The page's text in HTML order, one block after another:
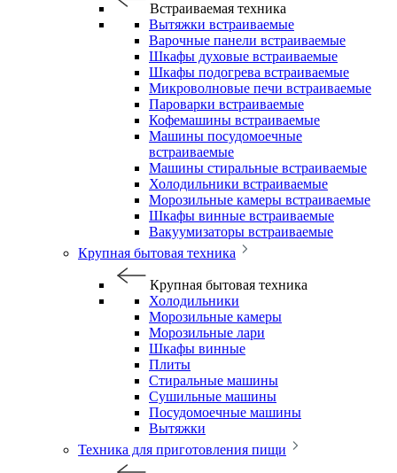
Встраиваемая техника
Вытяжки встраиваемые
Варочные панели встраиваемые
Шкафы духовые встраиваемые
Шкафы подогрева встраиваемые
Микроволновые печи встраиваемые
Пароварки встраиваемые
Кофемашины встраиваемые
Машины посудомоечные
встраиваемые
Машины стиральные встраиваемые
Холодильники встраиваемые
Морозильные камеры встраиваемые
Шкафы винные встраиваемые
Вакуумизаторы встраиваемые
Крупная бытовая техника
Крупная бытовая техника
Холодильники
Морозильные камеры
Морозильные лари
Шкафы винные
Плиты
Стиральные машины
Сушильные машины
Посудомоечные машины
Вытяжки
Техника для приготовления пищи